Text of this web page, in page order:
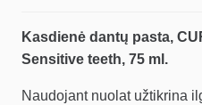
Kasdienė dantų pasta,
Sensitive teeth, 75 ml.
Naudojant nuolat užtikrina